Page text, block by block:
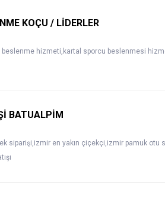
KOÇU / LİDERLER
hizmeti,kartal sporcu beslenmesi
BATUALPİM
siparişi,izmir en yakın çiçekçi,izmir pamuk otu